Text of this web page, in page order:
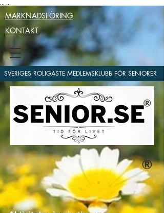
MARKNADSFÖRING
KONTAKT
SVERIGES ROLIGASTE MEDLEMSKLUBB FÖR SENIORER
®